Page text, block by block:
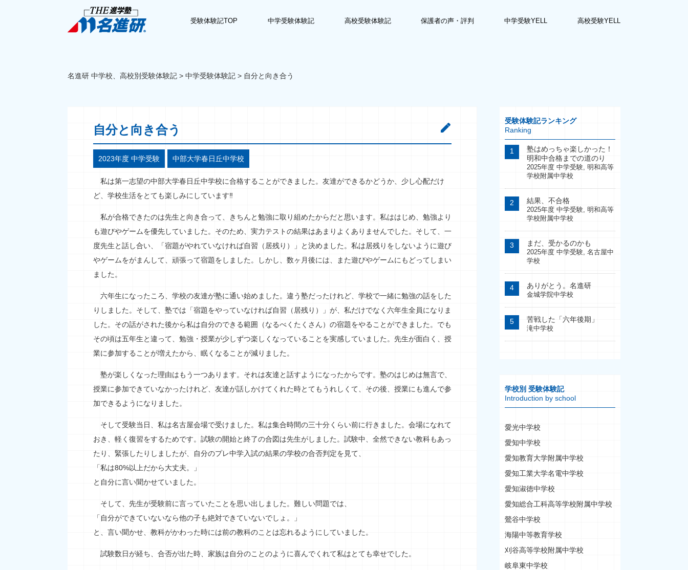
受験体験記TOP 中学受験体験記 高校受験体験記 保護者の声・評判 中学受験YELL 高校受験YELL
名進研 中学校、高校別受験体験記 > 中学受験体験記 > 自分と向き合う
自分と向き合う
2023年度 中学受験 中部大学春日丘中学校
私は第一志望の中部大学春日丘中学校に合格することができました。友達ができるかどうか、少し心配だけ
ど、学校生活をとても楽しみにしています‼
私が合格できたのは先生と向き合って、きちんと勉強に取り組めたからだと思います。私ははじめ、勉強より
も遊びやゲームを優先していました。そのため、実力テストの結果はあまりよくありませんでした。そして、一
度先生と話し合い、「宿題がやれていなければ自習（居残り）」と決めました。私は居残りをしないように遊び
やゲームをがまんして、頑張って宿題をしました。しかし、数ヶ月後には、また遊びやゲームにもどってしまい
ました。
六年生になったころ、学校の友達が塾に通い始めました。違う塾だったけれど、学校で一緒に勉強の話をした
りしました。そして、塾では「宿題をやっていなければ自習（居残り）」が、私だけでなく六年生全員になりま
した。その話がされた後から私は自分のできる範囲（なるべくたくさん）の宿題をやることができました。でも
その頃は五年生と違って、勉強・授業が少しずつ楽しくなっていることを実感していました。先生が面白く、授
業に参加することが増えたから、眠くなることが減りました。
塾が楽しくなった理由はもう一つあります。それは友達と話すようになったからです。塾のはじめは無言で、
授業に参加できていなかったけれど、友達が話しかけてくれた時とてもうれしくて、その後、授業にも進んで参
加できるようになりました。
そして受験当日、私は名古屋会場で受けました。私は集合時間の三十分くらい前に行きました。会場になれて
おき、軽く復習をするためです。試験の開始と終了の合図は先生がしました。試験中、全然できない教科もあっ
たり、緊張したりしましたが、自分のプレ中学入試の結果の学校の合否判定を見て、
「私は80%以上だから大丈夫。」
と自分に言い聞かせていました。
そして、先生が受験前に言っていたことを思い出しました。難しい問題では、
「自分ができていないなら他の子も絶対できていないでしょ。」
と、言い聞かせ、教科がかわった時には前の教科のことは忘れるようにしていました。
試験数日が経ち、合否が出た時、家族は自分のことのように喜んでくれて私はとても幸せでした。
受験体験記ランキング
Ranking
塾はめっちゃ楽しかった！
明和中合格までの道のり
2025年度 中学受験, 明和高等
学校附属中学校
結果、不合格
2025年度 中学受験, 明和高等
学校附属中学校
まだ、受かるのかも
2025年度 中学受験, 名古屋中
学校
ありがとう。名進研
金城学院中学校
苦戦した「六年後期」
滝中学校
学校別 受験体験記
Introduction by school
愛光中学校
愛知中学校
愛知教育大学附属中学校
愛知工業大学名電中学校
愛知淑徳中学校
愛知総合工科高等学校附属中学校
鶯谷中学校
海陽中等教育学校
刈谷高等学校附属中学校
岐阜東中学校